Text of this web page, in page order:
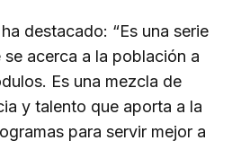
destacado: “Es una serie
acerca a la población a
Es una mezcla de
y talento que aporta a la
para servir mejor a